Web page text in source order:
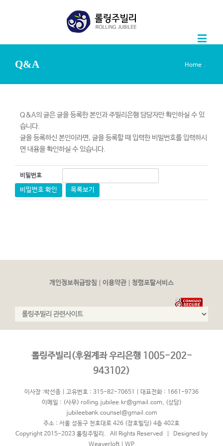
Q&A Home
Q&A의 글은 글을 등록한 본인과 주빌리은행 담당자만 확인하실 수 있
습니다.
글을 등록하신 본인이라면, 글을 등록할 때 입력한 비밀번호를 입력하시
면 내용을 확인하실 수 있습니다.
비밀번호
비밀번호 확인 목록보기
개인정보취급방침 이용약관 청렴포탈서비스
롤링주빌리(후원계좌 우리은행 1005-202-
943102)
이사장 :박선종 | 고유번호 : 315-82-70651 | 대표전화 : 1661-9736
이메일 : (사무) rolling.jubilee.kr@gmail.com, (상담)
jubileebank.counsel@gmail.com
주소 : 서울 성동구 천호대로 426 (장호빌딩) 4층 402호
Copyright 2015-2023 롤링주빌리. All Rights Reserved | Designed by